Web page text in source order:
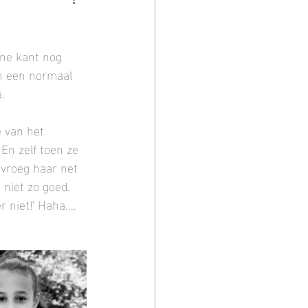
IJsselstein
kant nog
een normaal
het
zelf toen ze
haar net
zo goed.
niet!' Haha....